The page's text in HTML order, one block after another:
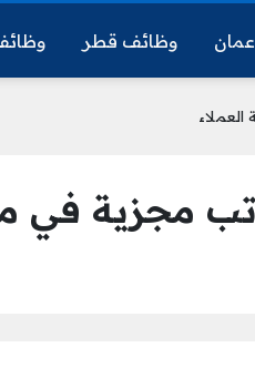
وظائف قطر
مجزية في